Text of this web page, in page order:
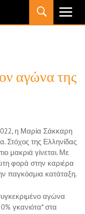
αγώνα της
η Μαρία Σάκκαρη
Στόχος της Ελληνίδας
μακριά γίνεται. Με
φορά στην καριέρα
παγκόσμια κατάταξη.
αγώνα
γκανιότα* στα